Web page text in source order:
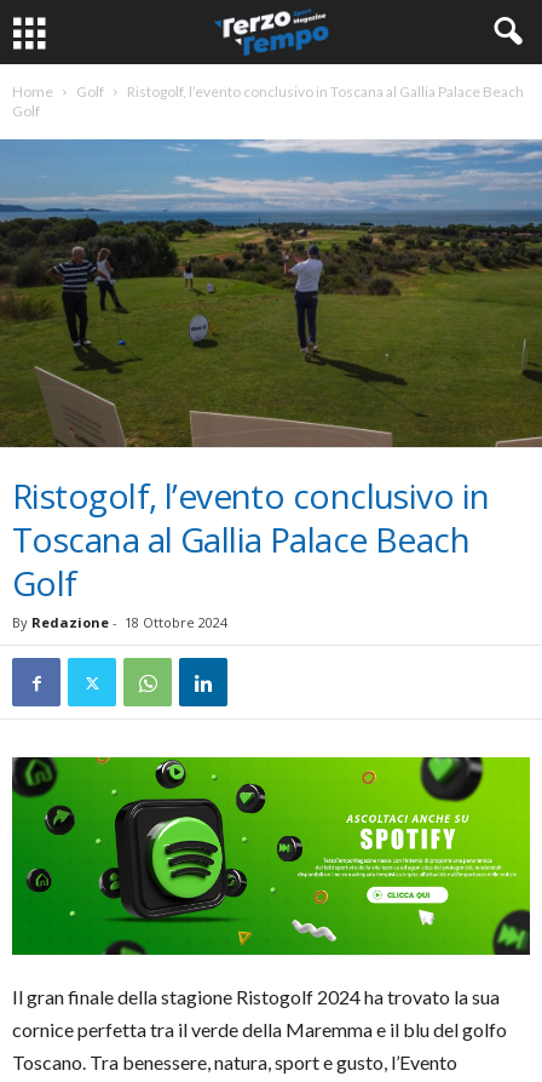
Home Golf
Ristogolf, l’evento conclusivo in Toscana al Gallia Palace Beach
Golf
Ristogolf, l’evento conclusivo in
Toscana al Gallia Palace Beach
Golf
By Redazione - 18 Ottobre 2024
Il gran finale della stagione Ristogolf 2024 ha trovato la sua
cornice perfetta tra il verde della Maremma e il blu del golfo
Toscano. Tra benessere, natura, sport e gusto, l’Evento